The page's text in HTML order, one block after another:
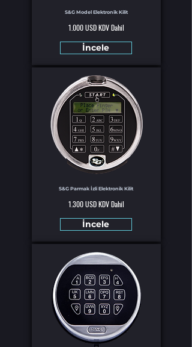
S&G Model Elektronik Kilit
1.000 USD KDV Dahil
İncele
S&G Parmak İzli Elektronik Kilit
1.300 USD KDV Dahil
İncele